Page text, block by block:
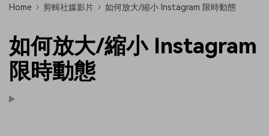
Home 剪輯社媒影片 如何放大/縮小 Instagram 限時動態
如何放大/縮小 Instagram
限時動態